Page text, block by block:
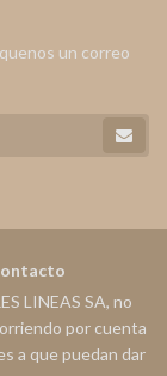
un correo
LINEAS SA, no
por cuenta
a que puedan dar